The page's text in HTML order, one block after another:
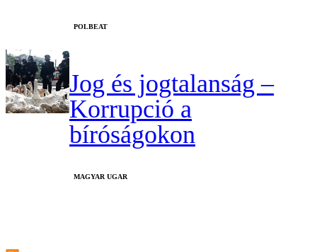
‎POLBEAT
Jog és jogtalanság –
Korrupció a
bíróságokon
MAGYAR UGAR